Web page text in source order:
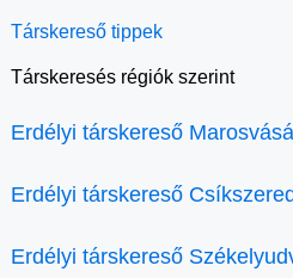
Társkereső tippek
Társkeresés régiók szerint
Erdélyi társkereső
Erdélyi társkereső
Erdélyi társkereső